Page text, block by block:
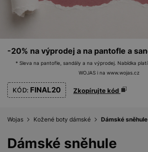
-20% na výprodej a na pantofle a
* Sleva na pantofle, sandály a na výprodej. Nabídka
WOJAS i na www.wojas.cz
KÓD: FINAL20 Zkopírujte kód
Wojas Kožené boty dámské Dámské sněhule
Dámské sněhule